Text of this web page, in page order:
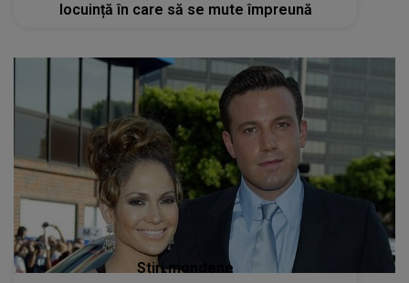
locuință în care să se mute împreună
Stiri mondene